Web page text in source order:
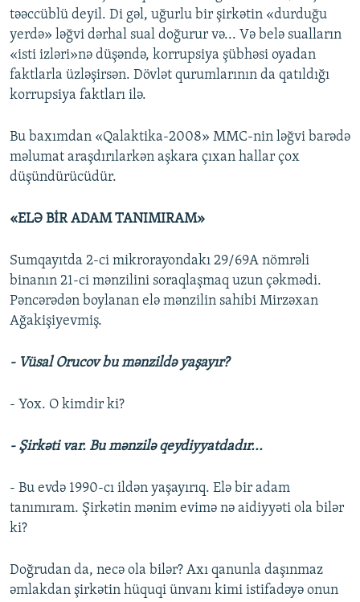
təəccüblü deyil. Di gəl, uğurlu bir şirkətin «durduğu
yerdə» ləğvi dərhal sual doğurur və... Və belə sualların
«isti izləri»nə düşəndə, korrupsiya şübhəsi oyadan
faktlarla üzləşirsən. Dövlət qurumlarının da qatıldığı
korrupsiya faktları ilə.
Bu baxımdan «Qalaktika-2008» MMC-nin ləğvi barədə
məlumat araşdırılarkən aşkara çıxan hallar çox
düşündürücüdür.
«ELƏ BİR ADAM TANIMIRAM»
Sumqayıtda 2-ci mikrorayondakı 29/69A nömrəli
binanın 21-ci mənzilini soraqlaşmaq uzun çəkmədi.
Pəncərədən boylanan elə mənzilin sahibi Mirzəxan
Ağakişiyevmiş.
- Vüsal Orucov bu mənzildə yaşayır?
- Yox. O kimdir ki?
- Şirkəti var. Bu mənzilə qeydiyyatdadır...
- Bu evdə 1990-cı ildən yaşayırıq. Elə bir adam
tanımıram. Şirkətin mənim evimə nə aidiyyəti ola bilər
ki?
Doğrudan da, necə ola bilər? Axı qanunla daşınmaz
əmlakdan şirkətin hüquqi ünvanı kimi istifadəyə onun